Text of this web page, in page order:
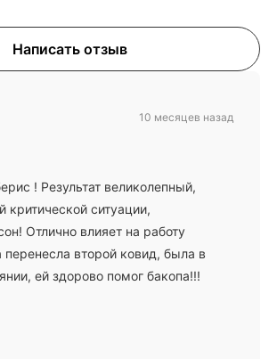
Написать отзыв
! Результат великолепный,
критической ситуации,
Отлично влияет на работу
перенесла второй ковид, была в
ей здорово помог бакопа!!!
10 месяцев назад